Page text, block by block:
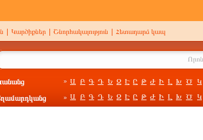
Կարծիքներ Շնորհակալություն Հետադարձ կապ
» Ա Բ Գ Դ Ե Զ Է Ը Թ Ժ Ի Լ Խ Ծ Կ
» Ա Բ Գ Դ Ե Զ Է Ը Թ Ժ Ի Լ Խ Ծ Կ